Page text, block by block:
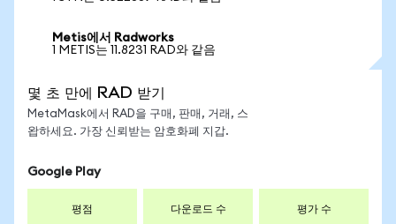
Metis에서 Radworks
1 METIS는 11.8231 RAD와 같음
몇 초 만에 RAD 받기
MetaMask에서 RAD을 구매, 판매, 거래, 스
왑하세요. 가장 신뢰받는 암호화폐 지갑.
Google Play
평점 다운로드 수 평가 수